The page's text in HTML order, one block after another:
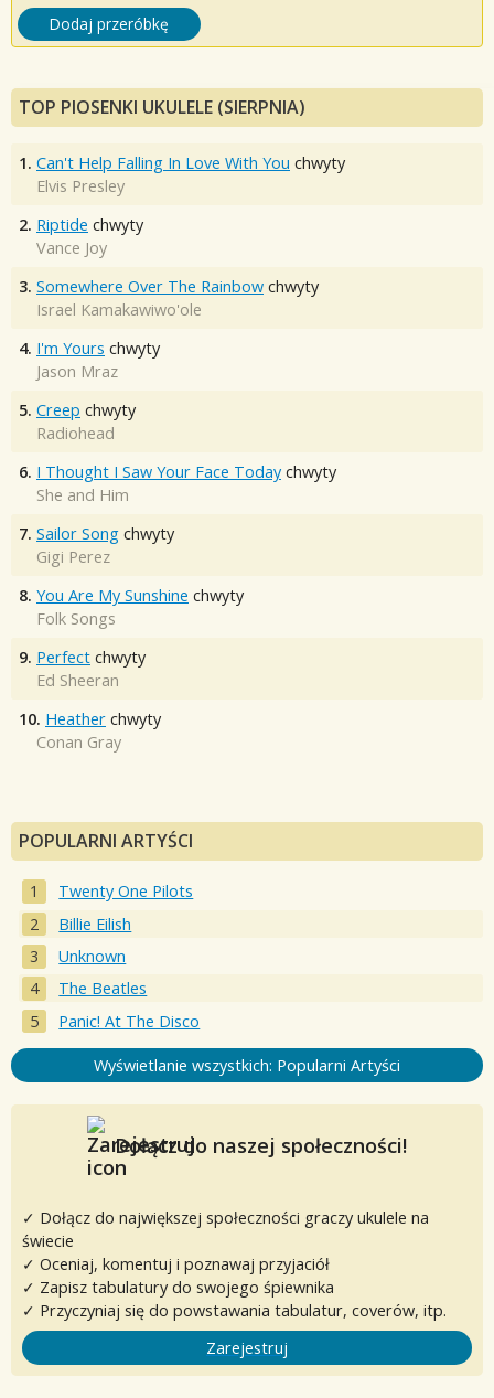
Dodaj przeróbkę
TOP PIOSENKI UKULELE (SIERPNIA)
1. Can't Help Falling In Love With You chwyty
Elvis Presley
2. Riptide chwyty
Vance Joy
3. Somewhere Over The Rainbow chwyty
Israel Kamakawiwo'ole
4. I'm Yours chwyty
Jason Mraz
5. Creep chwyty
Radiohead
6. I Thought I Saw Your Face Today chwyty
She and Him
7. Sailor Song chwyty
Gigi Perez
8. You Are My Sunshine chwyty
Folk Songs
9. Perfect chwyty
Ed Sheeran
10. Heather chwyty
Conan Gray
POPULARNI ARTYŚCI
Twenty One Pilots
Billie Eilish
Unknown
The Beatles
Panic! At The Disco
Wyświetlanie wszystkich: Popularni Artyści
Dołącz do naszej społeczności!
✓ Dołącz do największej społeczności graczy ukulele na
świecie
✓ Oceniaj, komentuj i poznawaj przyjaciół
✓ Zapisz tabulatury do swojego śpiewnika
✓ Przyczyniaj się do powstawania tabulatur, coverów, itp.
Zarejestruj